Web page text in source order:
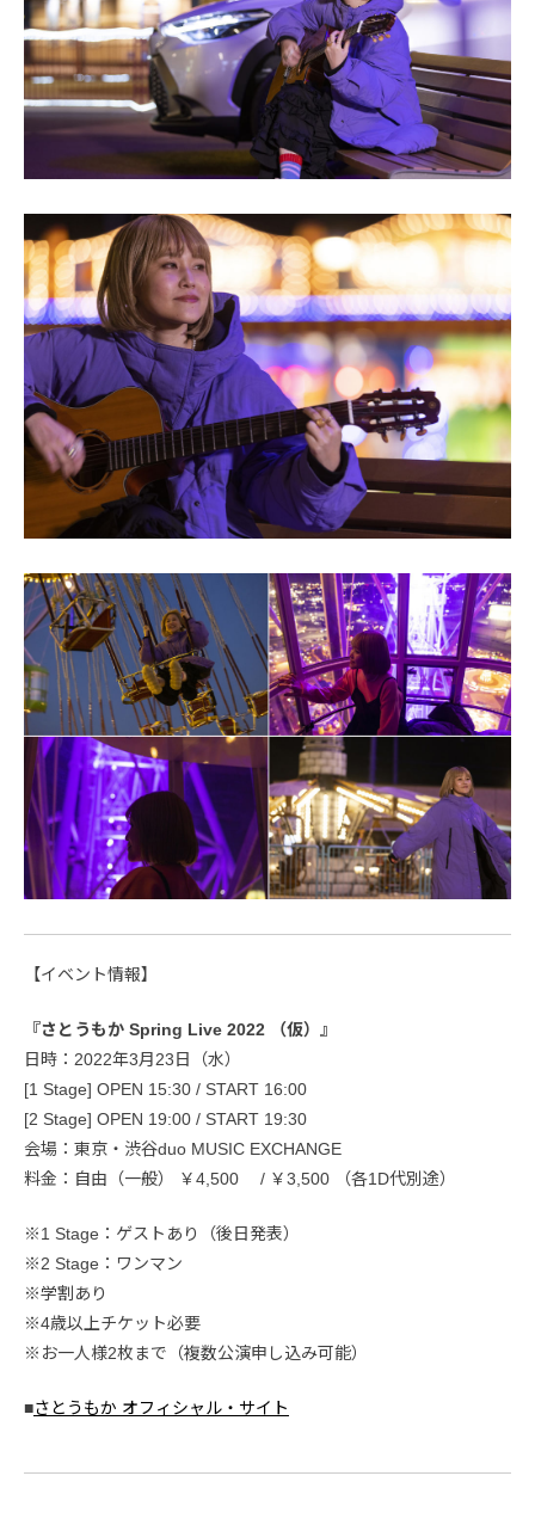
【イベント情報】
『さとうもか Spring Live 2022 （仮）』
日時：2022年3月23日（水）
[1 Stage] OPEN 15:30 / START 16:00
[2 Stage] OPEN 19:00 / START 19:30
会場：東京・渋谷duo MUSIC EXCHANGE
料金：自由（一般） ￥4,500 / ￥3,500 （各1D代別途）
※1 Stage：ゲストあり（後日発表）
※2 Stage：ワンマン
※学割あり
※4歳以上チケット必要
※お一人様2枚まで（複数公演申し込み可能）
■さとうもか オフィシャル・サイト